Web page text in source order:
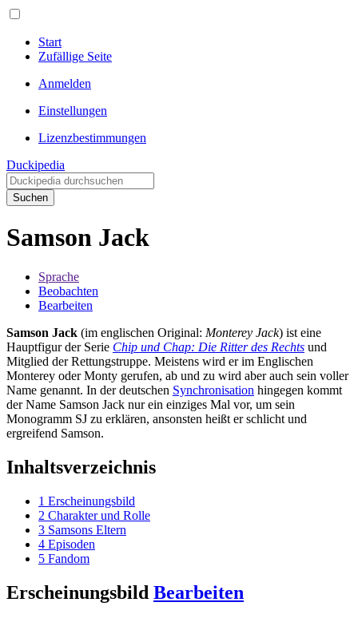
Start
Zufällige Seite
Anmelden
Einstellungen
Lizenzbestimmungen
Duckipedia
Suchen
Samson Jack
Sprache
Beobachten
Bearbeiten
Samson Jack (im englischen Original: Monterey Jack) ist eine
Hauptfigur der Serie Chip und Chap: Die Ritter des Rechts und
Mitglied der Rettungstruppe. Meistens wird er im Englischen
Monterey oder Monty gerufen, ab und zu wird aber auch sein voller
Name genannt. In der deutschen Synchronisation hingegen kommt
der Name Samson Jack nur ein einziges Mal vor, um sein
Monogramm SJ zu erklären, ansonsten heißt er schlicht und
ergreifend Samson.
Inhaltsverzeichnis
1 Erscheinungsbild
2 Charakter und Rolle
3 Samsons Eltern
4 Episoden
5 Fandom
Erscheinungsbild Bearbeiten